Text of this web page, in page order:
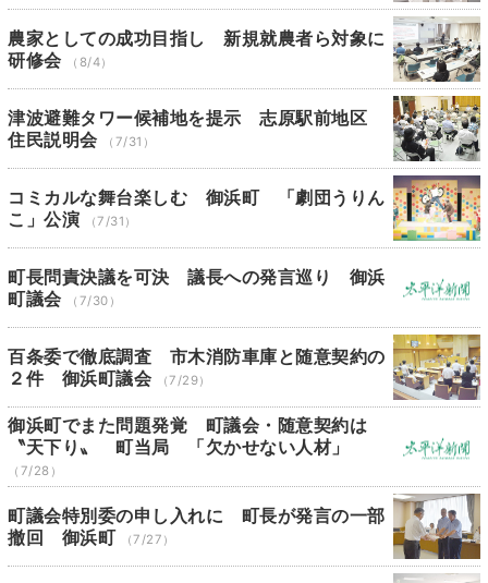
農家としての成功目指し 新規就農者ら対象に
研修会
（8/4）
津波避難タワー候補地を提示 志原駅前地区
住民説明会
（7/31）
コミカルな舞台楽しむ 御浜町 「劇団うりん
こ」公演
（7/31）
町長問責決議を可決 議長への発言巡り 御浜
町議会
（7/30）
百条委で徹底調査 市木消防車庫と随意契約の
２件 御浜町議会
（7/29）
御浜町でまた問題発覚 町議会・随意契約は
〝天下り〟 町当局 「欠かせない人材」
（7/28）
町議会特別委の申し入れに 町長が発言の一部
撤回 御浜町
（7/27）